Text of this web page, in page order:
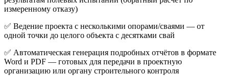
измеренному отказу)
✅ Ведение проекта с несколькими опорами/сваями — от
одной точки до целого объекта с десятками свай
✅ Автоматическая генерация подробных отчётов в формате
Word и PDF — готовых для передачи в проектную
организацию или органу строительного контроля